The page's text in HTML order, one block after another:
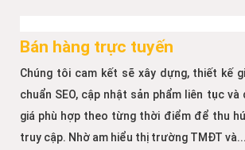
Bán hàng trực tuyến
Chúng tôi cam kết sẽ xây dựng, thiết kế
chuẩn SEO, cập nhật sản phẩm liên tục
giá phù hợp theo từng thời điểm để thu
truy cập. Nhờ am hiểu thị trường TMĐT và...